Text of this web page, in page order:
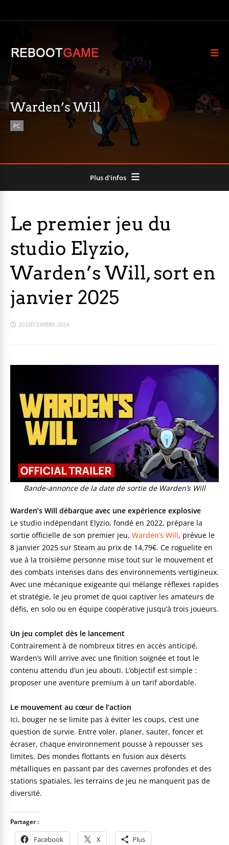
Warden’s Will
PC
Plus d'infos
Le premier jeu du
studio Elyzio,
Warden’s Will, sort en
janvier 2025
20 DÉCEMBRE 2024
Bande-annonce de la date de sortie de Warden’s Will
Warden’s Will débarque avec une expérience explosive
Le studio indépendant Elyzio, fondé en 2022, prépare la
sortie officielle de son premier jeu, Warden’s Will, prévue le
8 janvier 2025 sur Steam au prix de 14,79€. Ce roguelite en
vue à la troisième personne mise tout sur le mouvement et
des combats intenses dans des environnements vertigineux.
Avec une mécanique exigeante qui mélange réflexes rapides
et stratégie, le jeu promet de quoi captiver les amateurs de
défis, en solo ou en équipe coopérative jusqu’à trois joueurs.
Un jeu complet dès le lancement
Contrairement à de nombreux titres en accès anticipé,
Warden’s Will arrive avec une finition soignée et tout le
contenu attendu d’un jeu abouti. L’objectif est simple :
proposer une aventure premium à un tarif abordable.
Le mouvement au cœur de l’action
Ici, bouger ne se limite pas à éviter les coups, c’est une
question de survie. Entre voler, planer, sauter, foncer et
écraser, chaque environnement pousse à repousser ses
limites. Des mondes flottants en fusion aux déserts
métalliques en passant par des cavernes profondes et des
stations spatiales, les terrains de jeu ne manquent pas de
diversité.
Partager :
Facebook X Plus